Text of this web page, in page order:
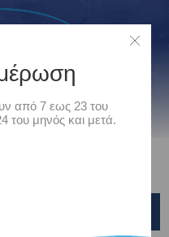
από 7 εως 23 του
του μηνός και μετά.